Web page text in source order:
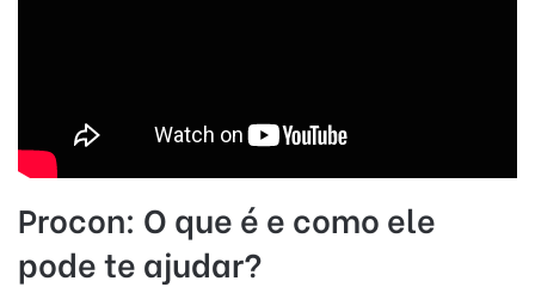
Procon: O que é e como ele
pode te ajudar?